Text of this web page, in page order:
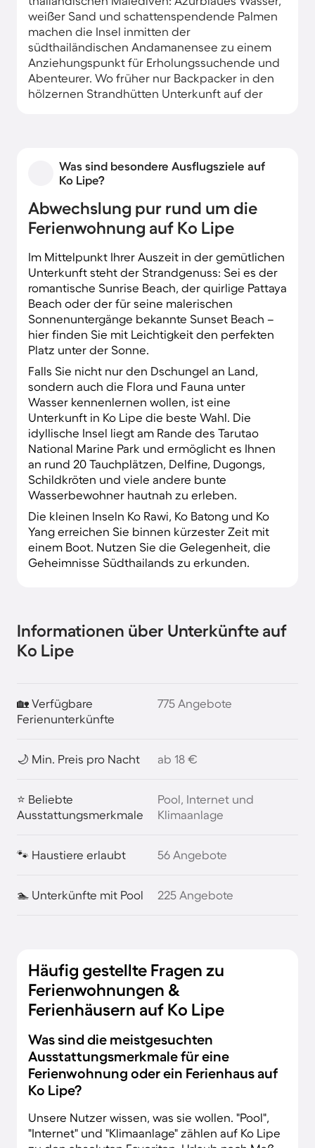
weißer Sand und schattenspendende Palmen
machen die Insel inmitten der
südthailändischen Andamanensee zu einem
Anziehungspunkt für Erholungssuchende und
Abenteurer. Wo früher nur Backpacker in den
hölzernen Strandhütten Unterkunft auf der
Neben den zahlreichen Wassersportarten am
Strand bietet sich auch eine Erkundung der
Schönheiten bei aussichtsreichen
Wanderungen auf Ko Lipe an. Mit den
nur ans Festland, sondern nutzen den Urlaub in
der Ferienwohnung zum Inselhopping.
Was sind besondere Ausflugsziele auf
Ko Lipe?
Abwechslung pur rund um die
Ferienwohnung auf Ko Lipe
Im Mittelpunkt Ihrer Auszeit in der gemütlichen
Unterkunft steht der Strandgenuss: Sei es der
romantische Sunrise Beach, der quirlige Pattaya
Beach oder der für seine malerischen
Sonnenuntergänge bekannte Sunset Beach –
hier finden Sie mit Leichtigkeit den perfekten
Platz unter der Sonne.
Falls Sie nicht nur den Dschungel an Land,
sondern auch die Flora und Fauna unter
Wasser kennenlernen wollen, ist eine
Unterkunft in Ko Lipe die beste Wahl. Die
idyllische Insel liegt am Rande des Tarutao
National Marine Park und ermöglicht es Ihnen
an rund 20 Tauchplätzen, Delfine, Dugongs,
Schildkröten und viele andere bunte
Wasserbewohner hautnah zu erleben.
Die kleinen Inseln Ko Rawi, Ko Batong und Ko
Yang erreichen Sie binnen kürzester Zeit mit
einem Boot. Nutzen Sie die Gelegenheit, die
Geheimnisse Südthailands zu erkunden.
Informationen über Unterkünfte auf
Ko Lipe
🏡 Verfügbare
Ferienunterkünfte
775 Angebote
🌙 Min. Preis pro Nacht ab 18 €
⭐ Beliebte
Ausstattungsmerkmale
Pool, Internet und
Klimaanlage
🐾 Haustiere erlaubt 56 Angebote
🏊 Unterkünfte mit Pool 225 Angebote
Häufig gestellte Fragen zu
Ferienwohnungen &
Ferienhäusern auf Ko Lipe
Was sind die meistgesuchten
Ausstattungsmerkmale für eine
Ferienwohnung oder ein Ferienhaus auf
Ko Lipe?
Unsere Nutzer wissen, was sie wollen. "Pool",
"Internet" und "Klimaanlage" zählen auf Ko Lipe